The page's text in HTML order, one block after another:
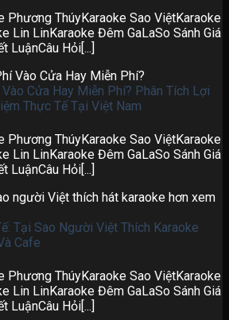
Phương ThúyKaraoke Sao ViệtKaraoke
Lin LinKaraoke Đêm GaLaSo Sánh Giá
LuậnCâu Hỏi[...]
Vào Cửa Hay Miễn Phí? Phân Tích Lợi
Thực Tế Tại Việt Nam
Phương ThúyKaraoke Sao ViệtKaraoke
Lin LinKaraoke Đêm GaLaSo Sánh Giá
LuậnCâu Hỏi[...]
Tại Sao Người Việt Thích Karaoke
Cafe
Phương ThúyKaraoke Sao ViệtKaraoke
Lin LinKaraoke Đêm GaLaSo Sánh Giá
LuậnCâu Hỏi[...]